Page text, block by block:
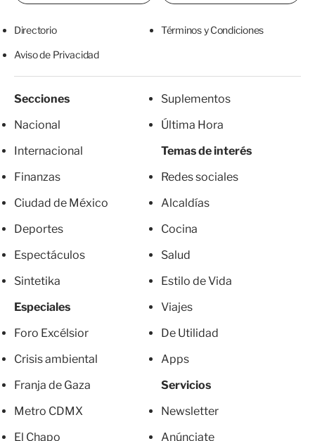
Directorio Términos y Condiciones
Aviso de Privacidad
Secciones
Nacional
Internacional
Finanzas
Ciudad de México
Deportes
Espectáculos
Sintetika
Especiales
Foro Excélsior
Crisis ambiental
Franja de Gaza
Metro CDMX
El Chapo
Suplementos
Última Hora
Temas de interés
Redes sociales
Alcaldías
Cocina
Salud
Estilo de Vida
Viajes
De Utilidad
Apps
Servicios
Newsletter
Anúnciate